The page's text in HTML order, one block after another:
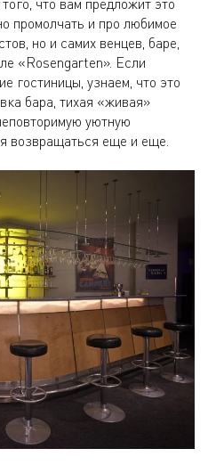
промолчать и про любимое
но и самих венцев, баре,
«Rosengarten». Если
гостиницы, узнаем, что это
бара, тихая «живая»
уютную
возвращаться еще и еще.